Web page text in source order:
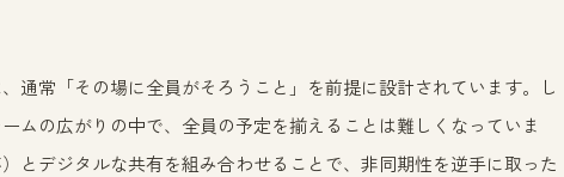
通常「その場に全員がそろうこと」を前提に設計されています。し
ムの広がりの中で、全員の予定を揃えることは難しくなっていま
とデジタルな共有を組み合わせることで、非同期性を逆手に取った